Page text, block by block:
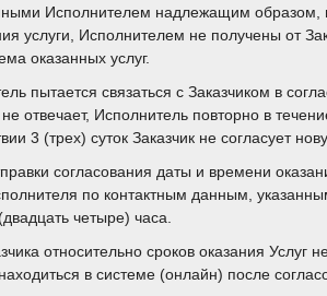
Исполнителем надлежащим
услуги, Исполнителем не получены от
оказанных услуг.
пытается связаться с Заказчиком в
не отвечает, Исполнитель повторно в
3 (трех) суток Заказчик не согласует
согласования даты и времени
по контактным данным,
четыре) часа.
относительно сроков оказания
в системе (онлайн) после